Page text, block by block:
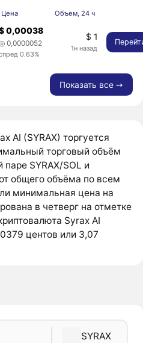
Цена Объем, 24 ч
0,00038
0,0000052
0.63%
$ 1
1н назад
Показать все ➙
AI (SYRAX) торгуется
торговый объём
SYRAX/SOL и
общего объёма по всем
минимальная цена на
в четверг на отметке
Syrax AI
центов или 3,07
SYRAX